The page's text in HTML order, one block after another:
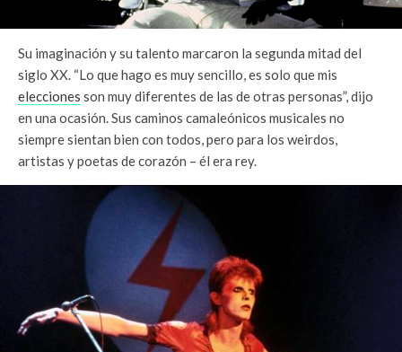
Su imaginación y su talento marcaron la segunda mitad del
siglo XX. “Lo que hago es muy sencillo, es solo que mis
elecciones son muy diferentes de las de otras personas”, dijo
en una ocasión. Sus caminos camaleónicos musicales no
siempre sientan bien con todos, pero para los weirdos,
artistas y poetas de corazón – él era rey.